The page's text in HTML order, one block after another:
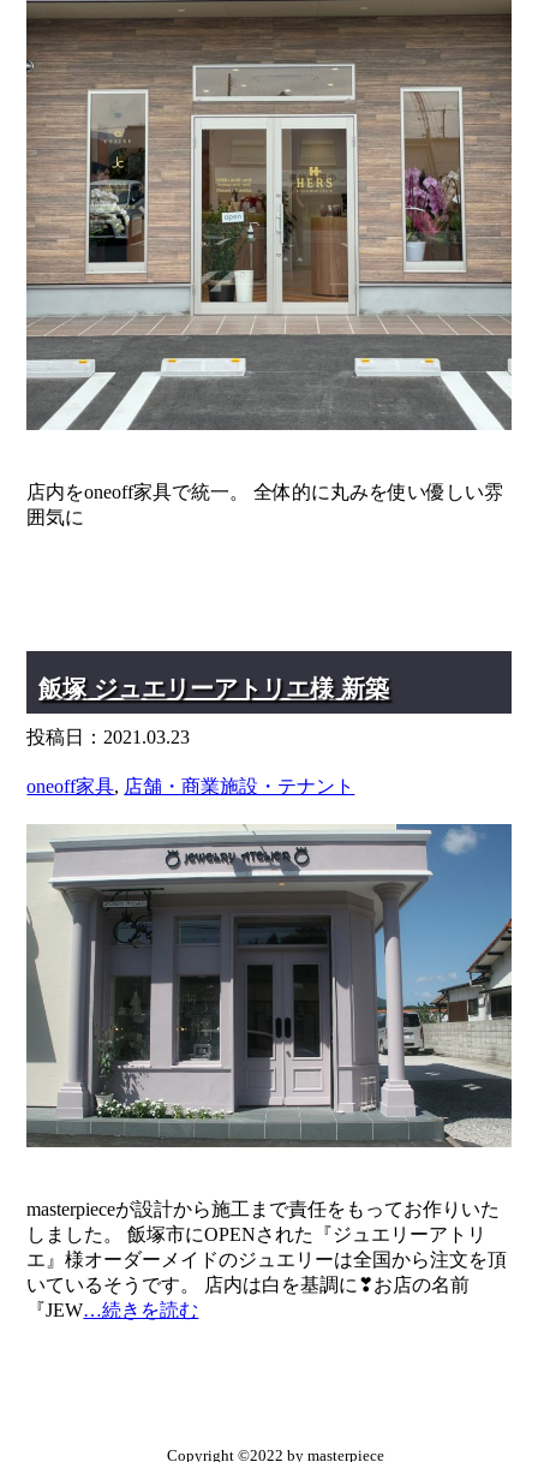
店内をoneoff家具で統一。 全体的に丸みを使い優しい雰
囲気に
飯塚 ジュエリーアトリエ様 新築
投稿日：2021.03.23
oneoff家具, 店舗・商業施設・テナント
masterpieceが設計から施工まで責任をもってお作りいた
しました。 飯塚市にOPENされた『ジュエリーアトリ
エ』様オーダーメイドのジュエリーは全国から注文を頂
いているそうです。 店内は白を基調に❣お店の名前
『JEW…続きを読む
Copyright ©2022 by masterpiece